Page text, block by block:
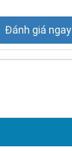
Đánh giá ngay